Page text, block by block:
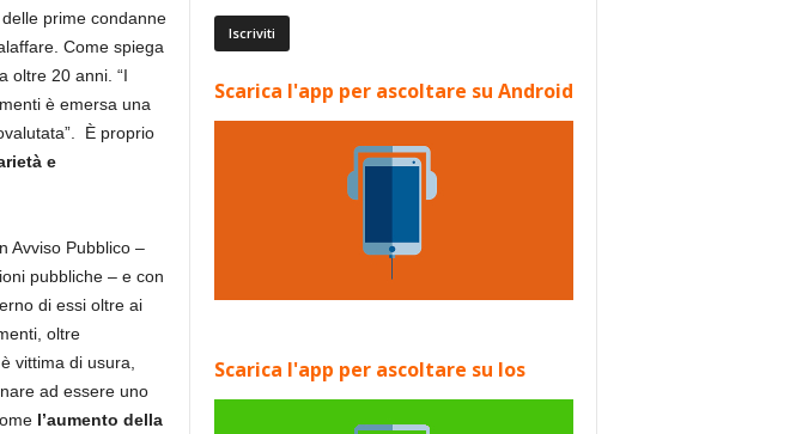
prime condanne
Come spiega
oltre 20 anni. “I
è emersa una
È proprio
e
Avviso Pubblico –
pubbliche – e con
di essi oltre ai
oltre
vittima di usura,
ad essere uno
l’aumento della
Scarica l'app per ascoltare su Android
Scarica l'app per ascoltare su Ios